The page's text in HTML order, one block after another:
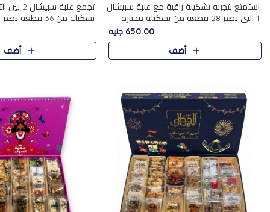
استمتع بتجربة تشكيلة راقية مع علبة سبيشال
1 التي تضم 28 قطعة من تشكيلة مختارة
بعناية من أفخر حلويات المولد المصرية
الأصلية الشرقية. تحتوي ال..
650.00 جنيه
أضف
تجمع علبة
المولد الشرقية. تحتوي
بالفول، والجزرية بالبن..
أضف